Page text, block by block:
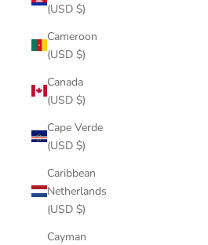
(USD $)
Cameroon
(USD $)
Canada
(USD $)
Cape Verde
(USD $)
Caribbean
Netherlands
(USD $)
Cayman